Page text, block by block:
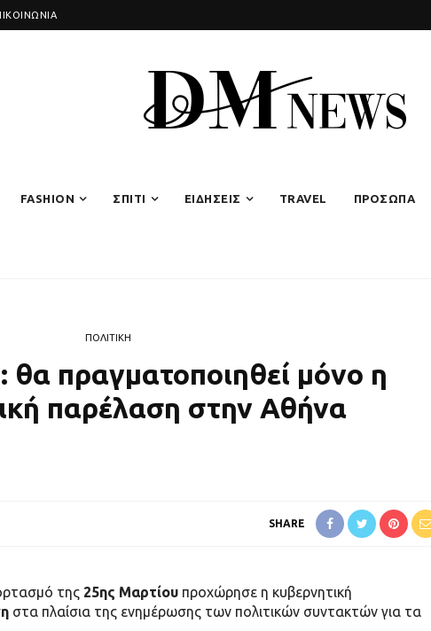
FASHION ΣΠΙΤΙ ΕΙΔΗΣΕΙΣ TRAVEL ΠΡΟΣΩΠΑ
ΠΟΛΙΤΙΚΗ
θα πραγματοποιηθεί μόνο η
παρέλαση στην Αθήνα
SHARE
της 25ης Μαρτίου προχώρησε η κυβερνητική
στα πλαίσια της ενημέρωσης των πολιτικών συντακτών για τα